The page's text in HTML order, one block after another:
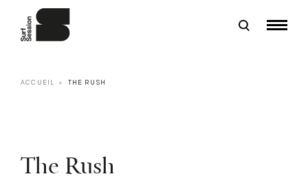
ACCUEIL THE RUSH
The Rush